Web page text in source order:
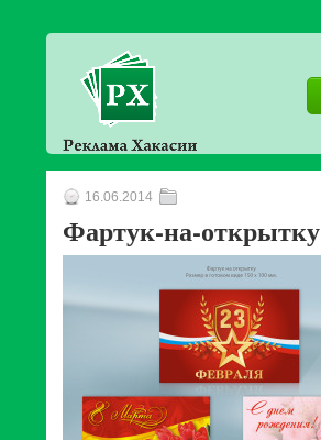
16.06.2014
Фартук-на-открытку